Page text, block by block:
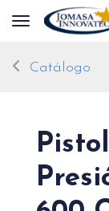
Toggle
Catálogo